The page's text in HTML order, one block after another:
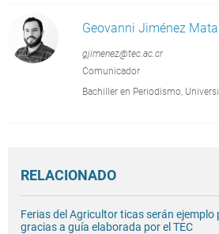
Geovanni Jiménez Mata
gjimenez@tec.ac.cr
Comunicador
Bachiller en Periodismo,
RELACIONADO
Ferias del Agricultor ticas serán
gracias a guía elaborada por el TEC